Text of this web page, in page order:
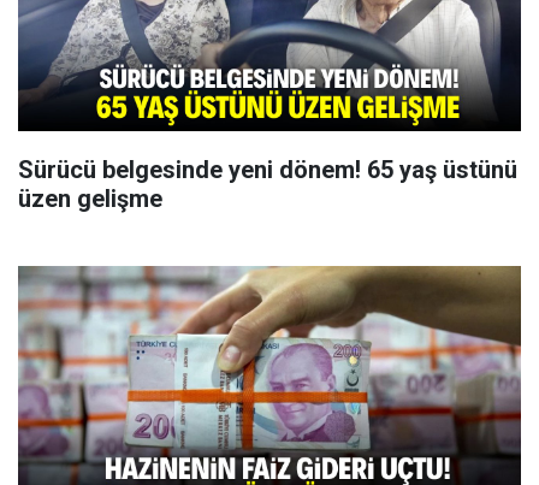
Sürücü belgesinde yeni dönem! 65 yaş üstünü
üzen gelişme